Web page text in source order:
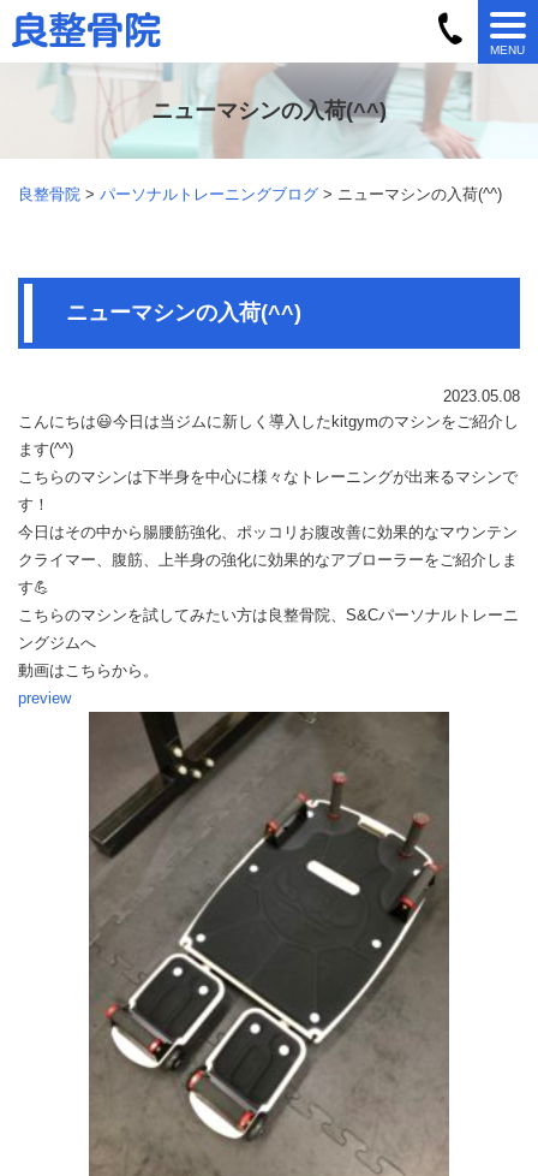
MENU
ニューマシンの入荷(^^)
良整骨院 > パーソナルトレーニングブログ > ニューマシンの入荷(^^)
ニューマシンの入荷(^^)
2023.05.08
こんにちは😃今日は当ジムに新しく導入したkitgymのマシンをご紹介し
ます(^^)
こちらのマシンは下半身を中心に様々なトレーニングが出来るマシンで
す！
今日はその中から腸腰筋強化、ポッコリお腹改善に効果的なマウンテン
クライマー、腹筋、上半身の強化に効果的なアブローラーをご紹介しま
す💪
こちらのマシンを試してみたい方は良整骨院、S&Cパーソナルトレーニ
ングジムへ
動画はこちらから。
preview